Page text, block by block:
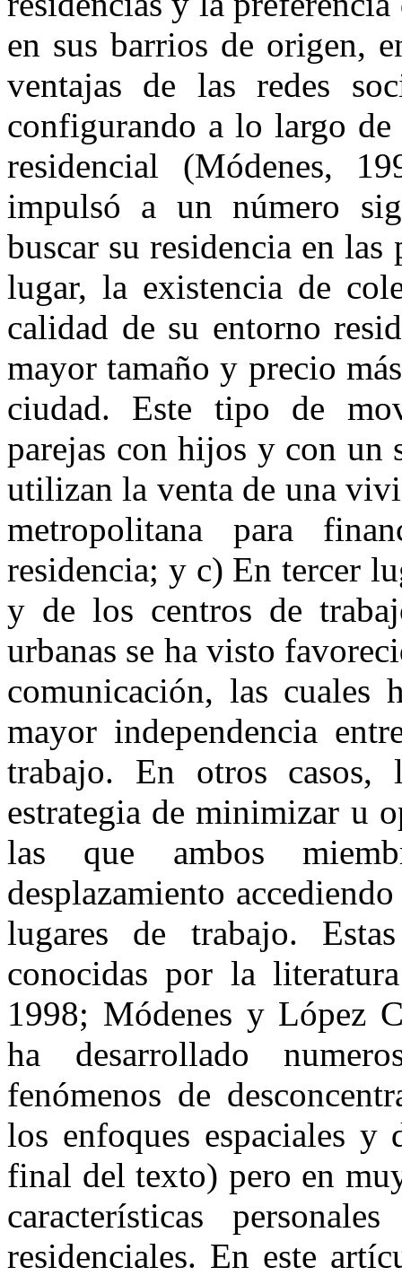
en sus barrios de origen,
ventajas de las redes
configurando a lo largo
residencial (Módenes,
impulsó a un número
buscar su residencia en
lugar, la existencia de
calidad de su entorno
mayor tamaño y precio
ciudad. Este tipo de
parejas con hijos y con un
utilizan la venta de una
metropolitana para
residencia; y c) En tercer
y de los centros de
urbanas se ha visto
comunicación, las cuales
mayor independencia
trabajo. En otros
estrategia de minimizar u
las que ambos
desplazamiento
lugares de trabajo.
conocidas por la
1998; Módenes y López
ha desarrollado
fenómenos de
los enfoques espaciales
final del texto) pero en
características
residenciales. En este